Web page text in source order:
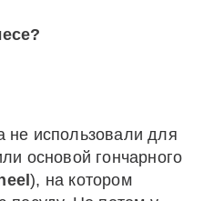
использовали для
основой гончарного
), на котором